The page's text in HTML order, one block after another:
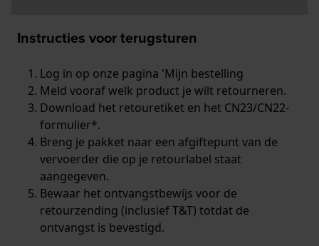
Instructies voor terugsturen
Log in op onze pagina 'Mijn bestelling
Meld vooraf welk product je wilt retourneren.
Download het retouretiket en het CN23/CN22-
formulier*.
Breng je pakket naar een afgiftepunt van de
vervoerder die op je retourlabel staat
aangegeven.
Bewaar het ontvangstbewijs voor de
retourzending (inclusief T&T) totdat de
ontvangst is bevestigd.